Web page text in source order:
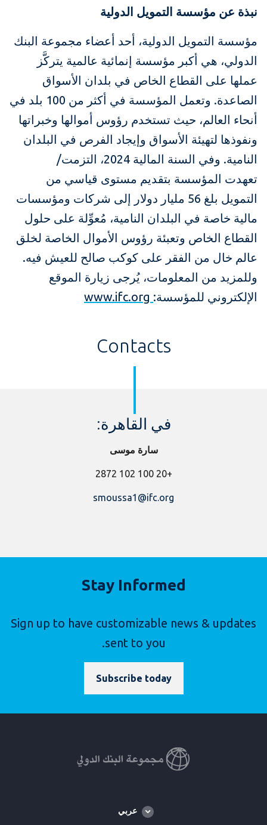
نبذة عن مؤسسة التمويل الدولية
مؤسسة التمويل الدولية، أحد أعضاء مجموعة البنك
الدولي، هي أكبر مؤسسة إنمائية عالمية يتركَّز
عملها على القطاع الخاص في بلدان الأسواق
الصاعدة. وتعمل المؤسسة في أكثر من 100 بلد في
أنحاء العالم، حيث تستخدم رؤوس أموالها وخبراتها
ونفوذها لتهيئة الأسواق وإيجاد الفرص في البلدان
النامية. وفي السنة المالية 2024، التزمت/
تعهدت المؤسسة بتقديم مستوى قياسي من
التمويل بلغ 56 مليار دولار إلى شركات ومؤسسات
مالية خاصة في البلدان النامية، مُعوِّلة على حلول
القطاع الخاص وتعبئة رؤوس الأموال الخاصة لخلق
عالم خال من الفقر على كوكب صالح للعيش فيه.
وللمزيد من المعلومات، يُرجى زيارة الموقع
الإلكتروني للمؤسسة:
Contacts
في القاهرة:
سارة موسى
+20 100 102 2872
smoussa1@ifc.org
Stay Informed
Sign up to have customizable news & updates
sent to you.
Subscribe today
Global
language
عربي